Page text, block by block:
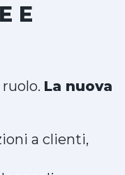
E
La nuova
a clienti,